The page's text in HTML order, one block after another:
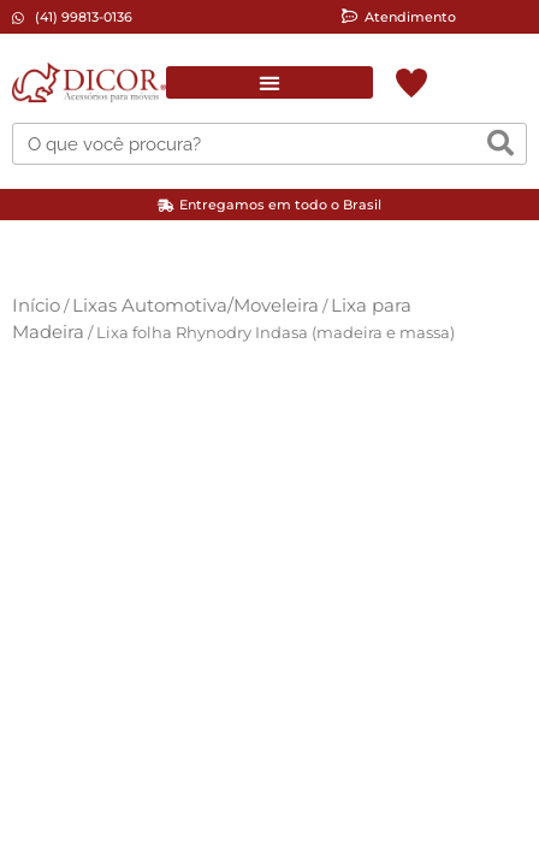
(41) 99813-0136 Atendimento
Entregamos em todo o Brasil
Início/Lixas Automotiva/Moveleira /Lixa para
Madeira / Lixa folha Rhynodry Indasa (madeira e massa)